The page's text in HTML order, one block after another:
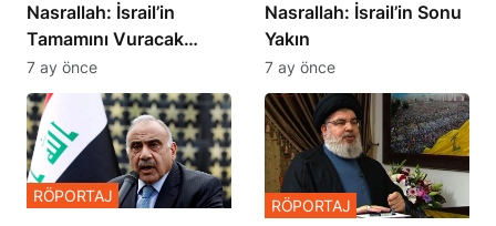
Nasrallah: İsrail’in
Tamamını Vuracak
Güçteyiz
7 ay önce
Nasrallah: İsrail’in Sonu
Yakın
7 ay önce
RÖPORTAJ
RÖPORTAJ